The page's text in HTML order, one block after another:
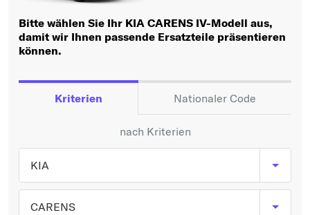
Hersteller wählen
Modell wählen
Bitte wählen Sie Ihr KIA CARENS IV-Modell aus,
damit wir Ihnen passende Ersatzteile präsentieren
können.
Kriterien Nationaler Code
nach Kriterien
KIA
CARENS